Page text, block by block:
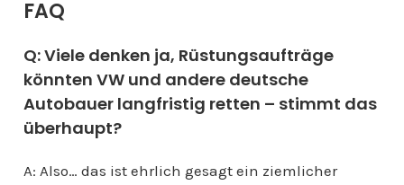
FAQ
Q: Viele denken ja, Rüstungsaufträge
könnten VW und andere deutsche
Autobauer langfristig retten – stimmt das
überhaupt?
A: Also… das ist ehrlich gesagt ein ziemlicher